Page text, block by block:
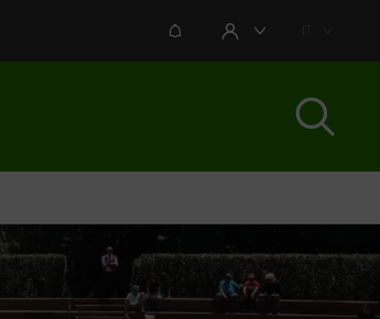
NOTIFICHEAREA UTENTE